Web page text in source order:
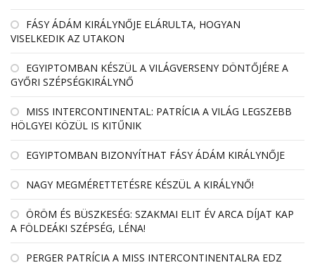
FÁSY ÁDÁM KIRÁLYNŐJE ELÁRULTA, HOGYAN
VISELKEDIK AZ UTAKON
EGYIPTOMBAN KÉSZÜL A VILÁGVERSENY DÖNTŐJÉRE A
GYŐRI SZÉPSÉGKIRÁLYNŐ
MISS INTERCONTINENTAL: PATRÍCIA A VILÁG LEGSZEBB
HÖLGYEI KÖZÜL IS KITŰNIK
EGYIPTOMBAN BIZONYÍTHAT FÁSY ÁDÁM KIRÁLYNŐJE
NAGY MEGMÉRETTETÉSRE KÉSZÜL A KIRÁLYNŐ!
ÖRÖM ÉS BÜSZKESÉG: SZAKMAI ELIT ÉV ARCA DÍJAT KAP
A FÖLDEÁKI SZÉPSÉG, LÉNA!
PERGER PATRÍCIA A MISS INTERCONTINENTALRA EDZ